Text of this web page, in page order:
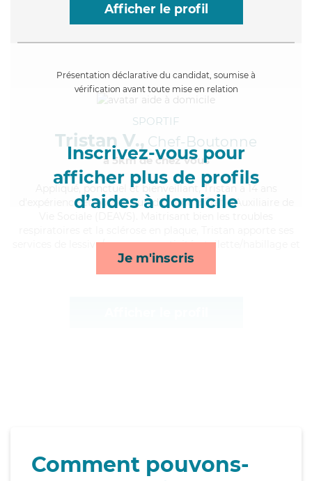
Afficher le profil
Présentation déclarative du candidat, soumise à
vérification avant toute mise en relation
Inscrivez-vous pour
afficher plus de profils
d’aides à domicile
Je m'inscris
SPORTIF
Tristan V., Chef-Boutonne
à 5km de chez Vous
, ponctuel et bienveillant, Tristan a 14 ans
d'expérience et possède un diplôme d'État d'Auxiliaire de
services de lessive/repassage, activités, toilette/habillage et
repas*
Comment pouvons-